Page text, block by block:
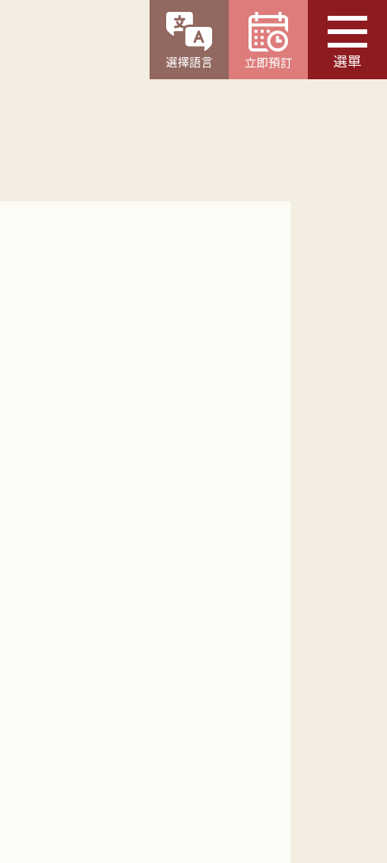
選擇語言 立即預訂 選單